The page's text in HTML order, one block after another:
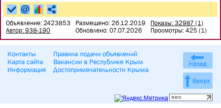
Объявление: 2423853
Автор: 938-190
Размещено: 26.12.2019
Обновлено: 07.07.2026
Показы: 32987 (1)
Просмотры: 425 (1)
Контакты
Карта сайта
Информация
Правила подачи объявлений
Вакансии в Республике Крым
Достопримечательности Крыма